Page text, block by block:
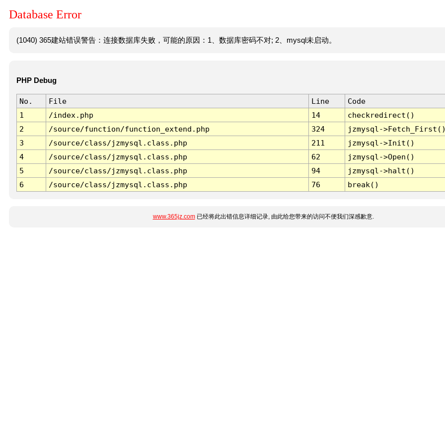
Database Error
(1040) 365建站错误警告：连接数据库失败，可能的原因：1、数据库密码不对; 2、mysql未启动。
PHP Debug
No. File Line
Code
1
/index.php 14
checkredirect()
2
/source/function/function_extend.php 324
jzmysql-
3
/source/class/jzmysql.class.php 211
jzmysql->Init()
4
/source/class/jzmysql.class.php 62
jzmysql->Open()
5
/source/class/jzmysql.class.php 94
jzmysql->halt()
6
/source/class/jzmysql.class.php 76 break()
www.365jz.com已经将此出错信息详细记录, 由此给您带来的访问不便我们深感歉意.